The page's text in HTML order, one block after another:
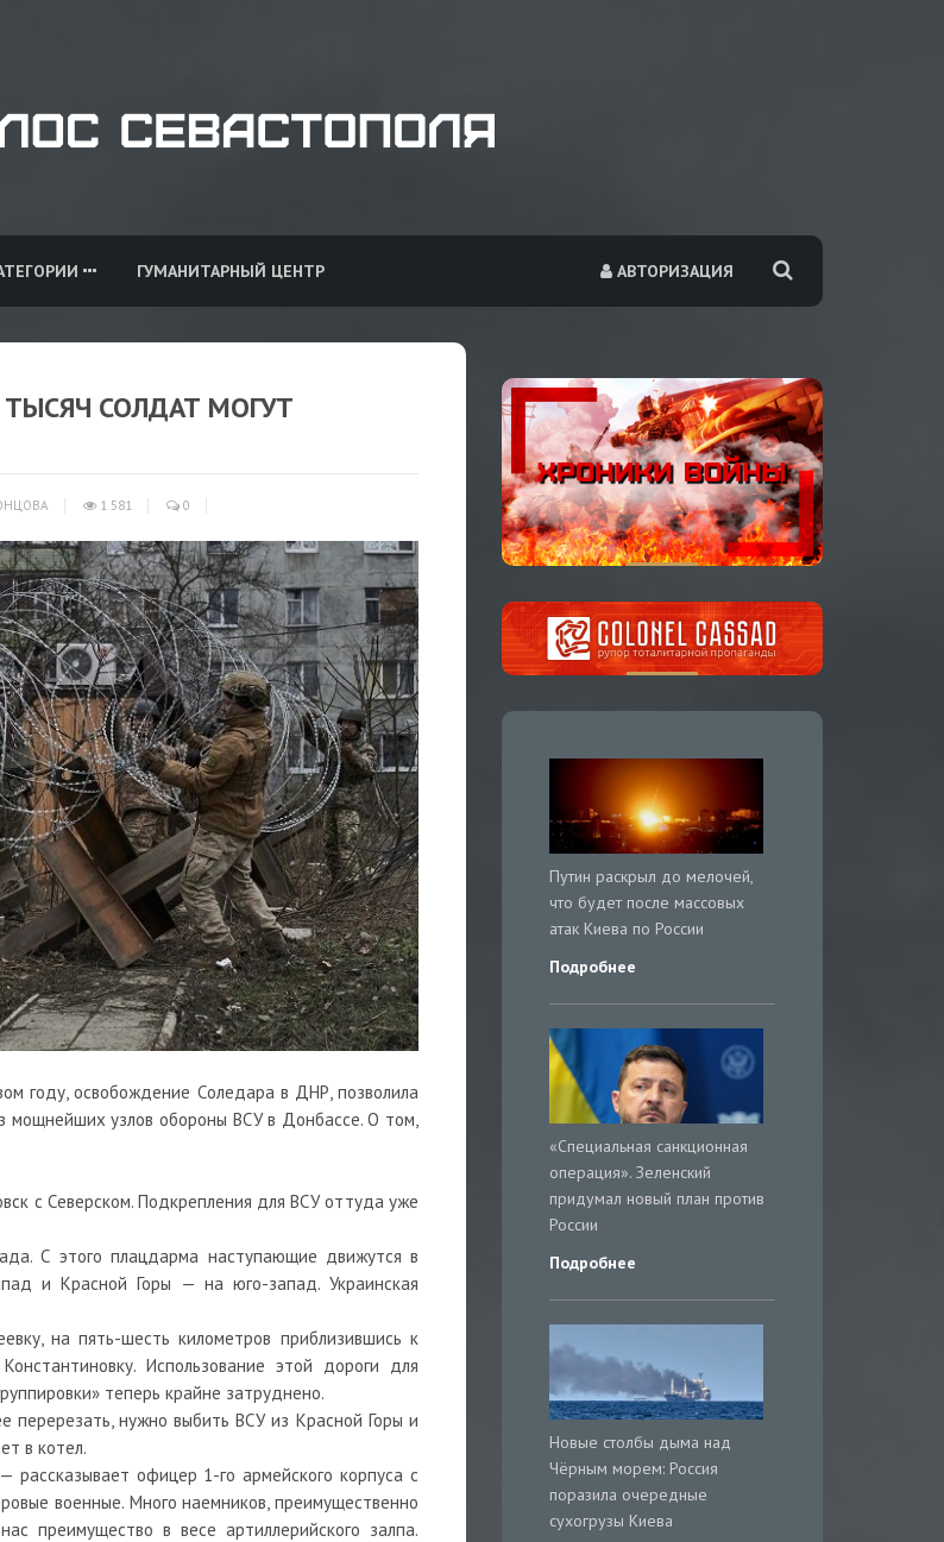
АВТОРИЗАЦИЯ
ГУМАНИТАРНЫЙ ЦЕНТР
СОЛДАТ МОГУТ
1 581 0
году, освобождение Соледара в ДНР, позволила
мощнейших узлов обороны ВСУ в Донбассе. О том,
с Северском. Подкрепления для ВСУ оттуда уже
С этого плацдарма наступающие движутся в
и Красной Горы — на юго-запад. Украинская
на пять-шесть километров приблизившись к
Использование этой дороги для
теперь крайне затруднено.
перерезать, нужно выбить ВСУ из Красной Горы и
в котел.
рассказывает офицер 1-го армейского корпуса с
военные. Много наемников, преимущественно
преимущество в весе артиллерийского залпа.
Путин раскрыл до мелочей,
что будет после массовых
атак Киева по России
Подробнее
«Специальная санкционная
операция». Зеленский
придумал новый план против
России
Подробнее
Новые столбы дыма над
Чёрным морем: Россия
поразила очередные
сухогрузы Киева